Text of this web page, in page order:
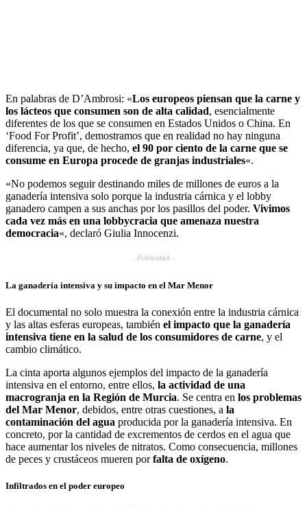
En palabras de D’Ambrosi: «Los europeos piensan que la carne y
los lácteos que consumen son de alta calidad, esencialmente
diferentes de los que se consumen en Estados Unidos o China. En
‘Food For Profit’, demostramos que en realidad no hay ninguna
diferencia, ya que, de hecho, el 90 por ciento de la carne que se
consume en Europa procede de granjas industriales«.
«No podemos seguir destinando miles de millones de euros a la
ganadería intensiva solo porque la industria cárnica y el lobby
ganadero campen a sus anchas por los pasillos del poder. Vivimos
cada vez más en una lobbycracia que amenaza nuestra
democracia«, declaró Giulia Innocenzi.
- Publicidad -
La ganadería intensiva y su impacto en el Mar Menor
El documental no solo muestra la conexión entre la industria cárnica
y las altas esferas europeas, también el impacto que la ganadería
intensiva tiene en la salud de los consumidores de carne, y el
cambio climático.
La cinta aporta algunos ejemplos del impacto de la ganadería
intensiva en el entorno, entre ellos, la actividad de una
macrogranja en la Región de Murcia. Se centra en los problemas
del Mar Menor, debidos, entre otras cuestiones, a la
contaminación del agua producida por la ganadería intensiva. En
concreto, por la cantidad de excrementos de cerdos en el agua que
hace aumentar los niveles de nitratos. Como consecuencia, millones
de peces y crustáceos mueren porfalta de oxígeno.
Infiltrados en el poder europeo